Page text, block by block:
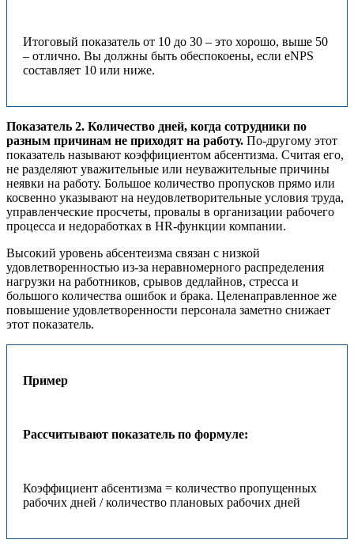
Итоговый показатель от 10 до 30 – это хорошо, выше 50
– отлично. Вы должны быть обеспокоены, если eNPS
составляет 10 или ниже.
Показатель 2. Количество дней, когда сотрудники по
разным причинам не приходят на работу. По-другому этот
показатель называют коэффициентом абсентизма. Считая его,
не разделяют уважительные или неуважительные причины
неявки на работу. Большое количество пропусков прямо или
косвенно указывают на неудовлетворительные условия труда,
управленческие просчеты, провалы в организации рабочего
процесса и недоработках в HR-функции компании.
Высокий уровень абсентеизма связан с низкой
удовлетворенностью из-за неравномерного распределения
нагрузки на работников, срывов дедлайнов, стресса и
большого количества ошибок и брака. Целенаправленное же
повышение удовлетворенности персонала заметно снижает
этот показатель.
Пример
Рассчитывают показатель по формуле:
Коэффициент абсентизма = количество пропущенных
рабочих дней / количество плановых рабочих дней